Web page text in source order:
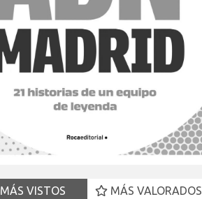
MÁS VISTOS
MÁS VALORADOS